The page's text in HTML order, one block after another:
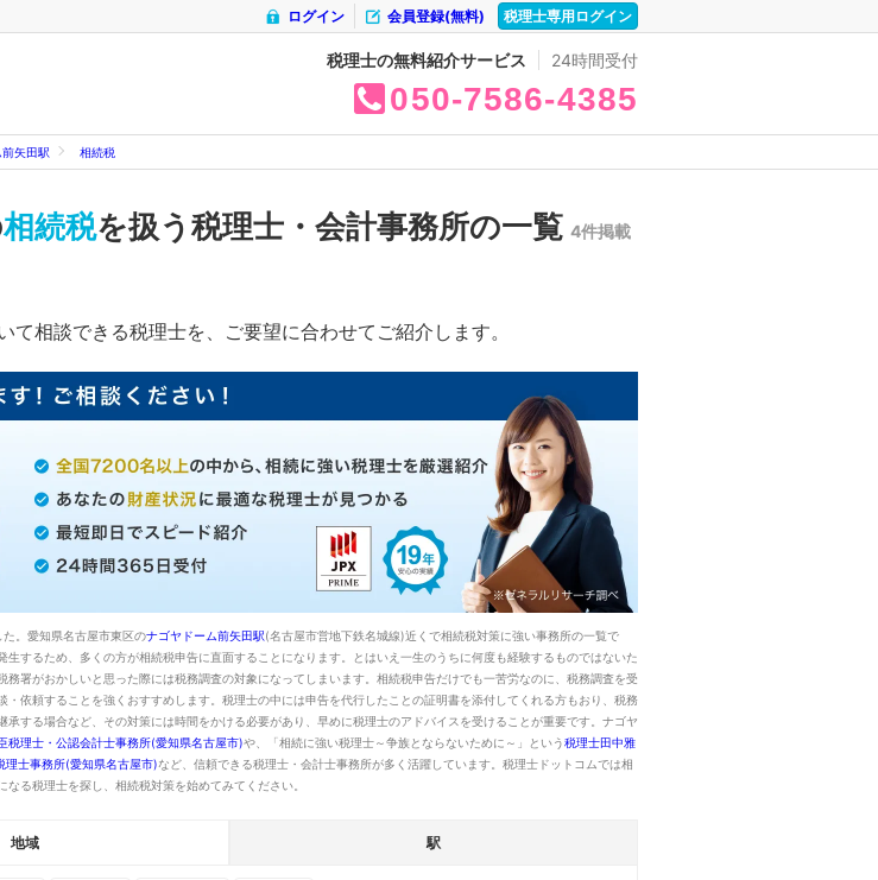
税理士専用ログイン
会員登録(無料)
ログイン
税理士の無料紹介サービス 24時間受付
050 7586 4385
矢田駅 相続税
相続税を扱う税理士・会計事務所の一覧 4件掲載
て相談できる税理士を、ご要望に合わせてご紹介します。
。愛知県名古屋市東区のナゴヤドーム前矢田駅(名古屋市営地下鉄名城線)近くで相続税対策に強い事務所の一覧で
するため、多くの方が相続税申告に直面することになります。とはいえ一生のうちに何度も経験するものではないた
署がおかしいと思った際には税務調査の対象になってしまいます。相続税申告だけでも一苦労なのに、税務調査を受
依頼することを強くおすすめします。税理士の中には申告を代行したことの証明書を添付してくれる方もおり、税務
する場合など、その対策には時間をかける必要があり、早めに税理士のアドバイスを受けることが重要です。ナゴヤ
税理士・公認会計士事務所(愛知県名古屋市)や、「相続に強い税理士～争族とならないために～」という税理士田中雅
理士事務所(愛知県名古屋市)など、信頼できる税理士・会計士事務所が多く活躍しています。税理士ドットコムでは相
る税理士を探し、相続税対策を始めてみてください。
地域 駅